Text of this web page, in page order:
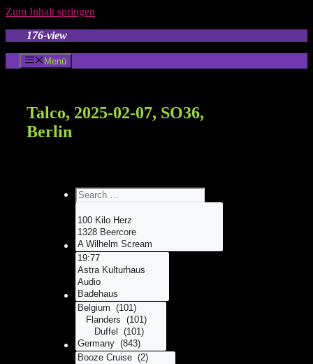
Zum Inhalt springen
176-view
Menü
Talco, 2025-02-07, SO36,
Berlin